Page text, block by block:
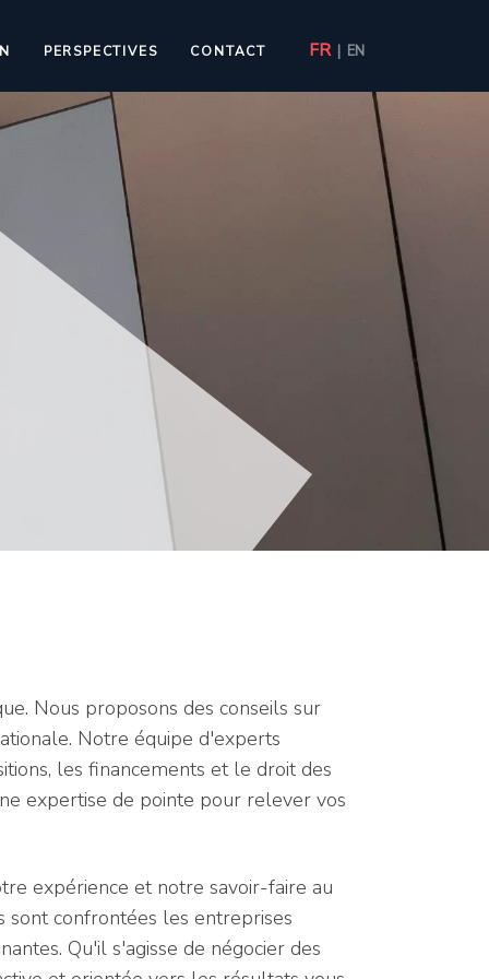
PERSPECTIVES CONTACT FR| EN
Nous proposons des conseils sur
Notre équipe d'experts
les financements et le droit des
expertise de pointe pour relever vos
expérience et notre savoir-faire au
sont confrontées les entreprises
Qu'il s'agisse de négocier des